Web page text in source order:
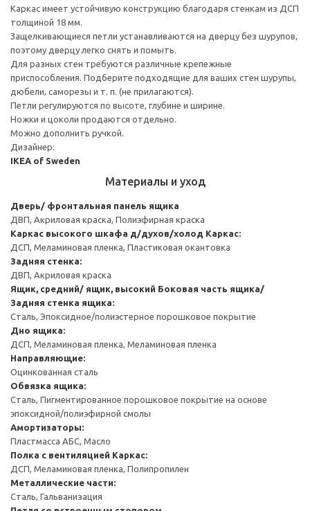
Каркас имеет устойчивую конструкцию благодаря стенкам из ДСП
толщиной 18 мм.
Защелкивающиеся петли устанавливаются на дверцу без шурупов,
поэтому дверцу легко снять и помыть.
Для разных стен требуются различные крепежные
приспособления. Подберите подходящие для ваших стен шурупы,
дюбели, саморезы и т. п. (не прилагаются).
Петли регулируются по высоте, глубине и ширине.
Ножки и цоколи продаются отдельно.
Можно дополнить ручкой.
Дизайнер:
IKEA of Sweden
Материалы и уход
Дверь/ фронтальная панель ящика
ДВП, Акриловая краска, Полиэфирная краска
Каркас высокого шкафа д/духов/холод Каркас:
ДСП, Меламиновая пленка, Пластиковая окантовка
Задняя стенка:
ДВП, Акриловая краска
Ящик, средний/ ящик, высокий Боковая часть ящика/
Задняя стенка ящика:
Сталь, Эпоксидное/полиэстерное порошковое покрытие
Дно ящика:
ДСП, Меламиновая пленка, Меламиновая пленка
Направляющие:
Оцинкованная сталь
Обвязка ящика:
Сталь, Пигментированное порошковое покрытие на основе
эпоксидной/полиэфирной смолы
Амортизаторы:
Пластмасса АБС, Масло
Полка с вентиляцией Каркас:
ДСП, Меламиновая пленка, Полипропилен
Металлические части:
Сталь, Гальванизация